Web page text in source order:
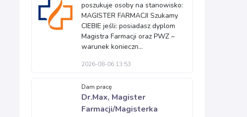
poszukuje osoby na stanowisko:
MAGISTER FARMACJI Szukamy
CIEBIE jeśli: posiadasz dyplom
Magistra Farmacji oraz PWZ –
warunek konieczn...
2026-08-06 13:53
Dam pracę
Dr.Max, Magister
Farmacji/Magisterka